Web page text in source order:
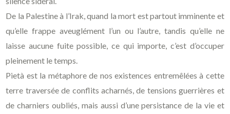
De la Palestine à l’Irak, quand la mort est partout imminente et
qu’elle frappe aveuglément l’un ou l’autre, tandis qu’elle ne
laisse aucune fuite possible, ce qui importe, c’est d’occuper
pleinement le temps.
Pietà est la métaphore de nos existences entremêlées à cette
terre traversée de conflits acharnés, de tensions guerrières et
de charniers oubliés, mais aussi d’une persistance de la vie et